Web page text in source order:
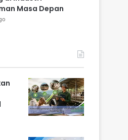
Masa Depan